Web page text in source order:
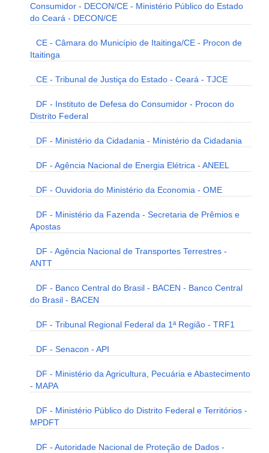
Consumidor - DECON/CE - Ministério Público do Estado
do Ceará - DECON/CE
CE - Câmara do Município de Itaitinga/CE - Procon de
Itaitinga
CE - Tribunal de Justiça do Estado - Ceará - TJCE
DF - Instituto de Defesa do Consumidor - Procon do
Distrito Federal
DF - Ministério da Cidadania - Ministério da Cidadania
DF - Agência Nacional de Energia Elétrica - ANEEL
DF - Ouvidoria do Ministério da Economia - OME
DF - Ministério da Fazenda - Secretaria de Prêmios e
Apostas
DF - Agência Nacional de Transportes Terrestres -
ANTT
DF - Banco Central do Brasil - BACEN - Banco Central
do Brasil - BACEN
DF - Tribunal Regional Federal da 1ª Região - TRF1
DF - Senacon - API
DF - Ministério da Agricultura, Pecuária e Abastecimento
- MAPA
DF - Ministério Público do Distrito Federal e Territórios -
MPDFT
DF - Autoridade Nacional de Proteção de Dados -